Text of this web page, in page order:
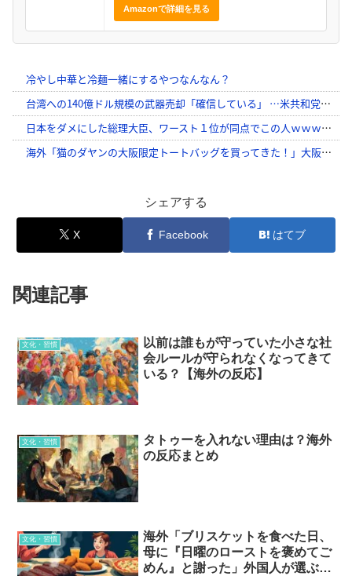
Amazonで詳細を見る
シェアする
X Facebook はてブ
関連記事
文化・習慣
以前は誰もが守っていた小さな社
会ルールが守られなくなってきて
いる？【海外の反応】
文化・習慣
タトゥーを入れない理由は？海外
の反応まとめ
文化・習慣
海外「ブリスケットを食べた日、
母に『日曜のローストを褒めてご
めん』と謝った」外国人が選ぶ最